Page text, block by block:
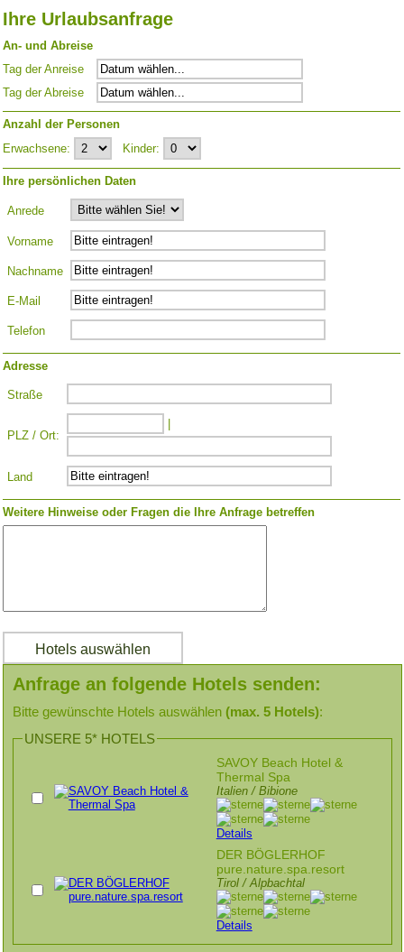
Ihre Urlaubsanfrage
An- und Abreise
Tag der Anreise
Tag der Abreise
Anzahl der Personen
Erwachsene:
Kinder:
Ihre persönlichen Daten
Anrede
Vorname
Nachname
E-Mail
Telefon
Adresse
Straße
PLZ / Ort:
Land
Weitere Hinweise oder Fragen die Ihre Anfrage betreffen
Anfrage an folgende Hotels senden:
Bitte gewünschte Hotels auswählen (max. 5 Hotels):
UNSERE 5* HOTELS
SAVOY Beach Hotel &
Thermal Spa
Italien / Bibione
Details
DER BÖGLERHOF
pure.nature.spa.resort
Tirol / Alpbachtal
Details